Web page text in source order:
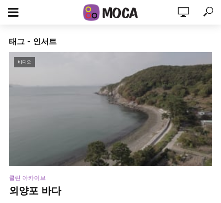
태그 - 인서트
비디오
클린 아카이브
외양포 바다